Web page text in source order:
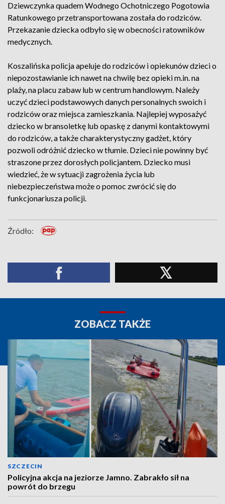
Dziewczynka quadem Wodnego Ochotniczego Pogotowia
Ratunkowego przetransportowana została do rodziców.
Przekazanie dziecka odbyło się w obecności ratowników
medycznych.
Koszalińska policja apeluje do rodziców i opiekunów dzieci o
niepozostawianie ich nawet na chwilę bez opieki m.in. na
plaży, na placu zabaw lub w centrum handlowym. Należy
uczyć dzieci podstawowych danych personalnych swoich i
rodziców oraz miejsca zamieszkania. Najlepiej wyposażyć
dziecko w bransoletkę lub opaskę z danymi kontaktowymi
do rodziców, a także charakterystyczny gadżet, który
pozwoli odróżnić dziecko w tłumie. Dzieci nie powinny być
straszone przez dorosłych policjantem. Dziecko musi
wiedzieć, że w sytuacji zagrożenia życia lub
niebezpieczeństwa może o pomoc zwrócić się do
funkcjonariusza policji.
Źródło:
ZOBACZ TAKŻE
SZCZECIN
Policyjna akcja na jeziorze Jamno. Zabrakło sił na
powrót do brzegu